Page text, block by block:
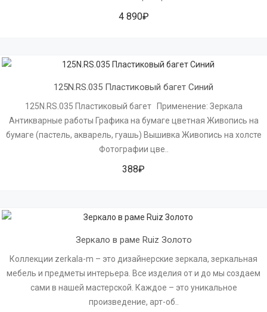
4 890₽
125N.RS.035 Пластиковый багет Синий
125N.RS.035 Пластиковый багет Применение: Зеркала
Антикварные работы Графика на бумаге цветная Живопись на
бумаге (пастель, акварель, гуашь) Вышивка Живопись на холсте
Фотографии цве..
388₽
Зеркало в раме Ruiz Золото
Коллекции zerkala-m – это дизайнерские зеркала, зеркальная
мебель и предметы интерьера. Все изделия от и до мы создаем
сами в нашей мастерской. Каждое – это уникальное
произведение, арт-об..